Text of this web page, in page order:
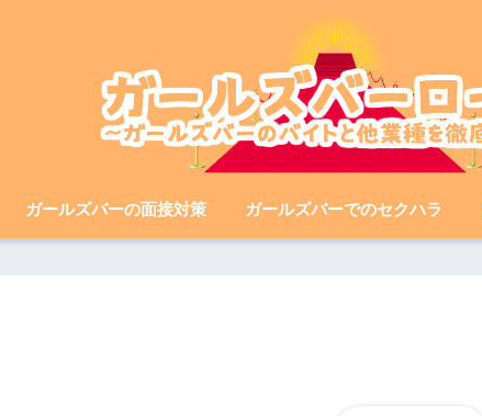
ガールズバーの面接対策 ガールズバーでのセクハラ